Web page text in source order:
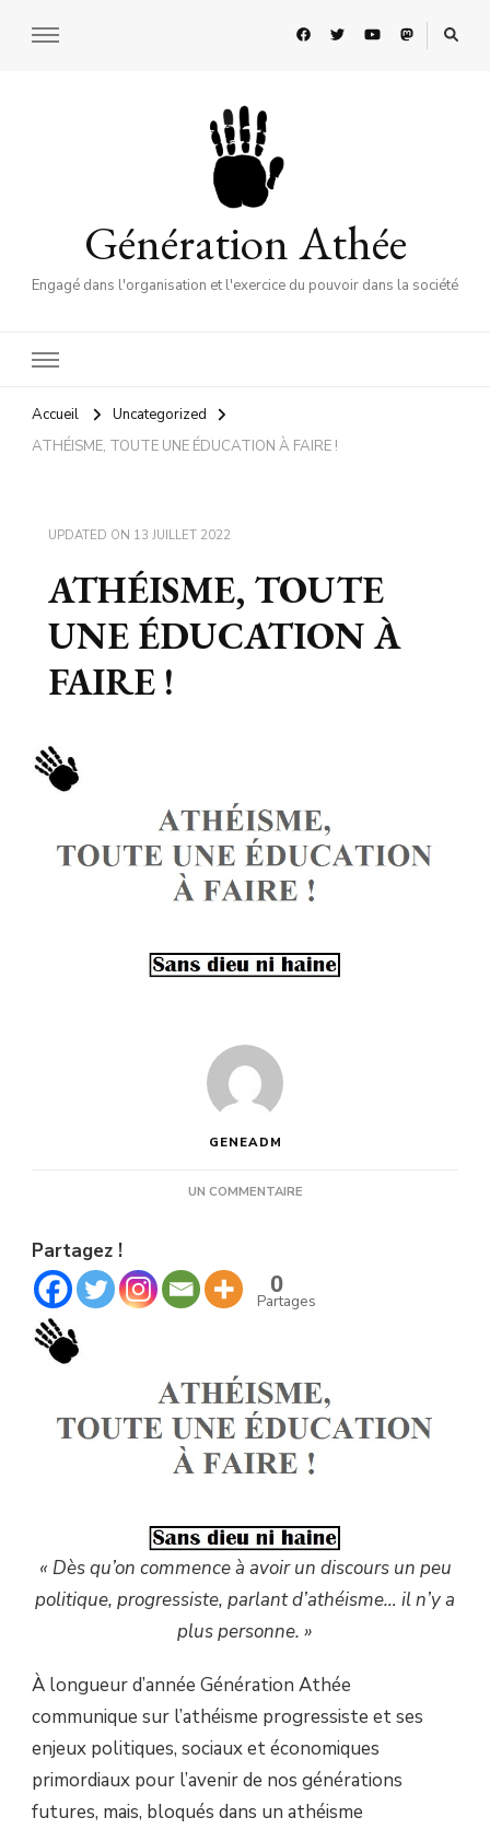
Génération Athée
Engagé dans l'organisation et l'exercice du pouvoir dans la société
Accueil
Uncategorized
ATHÉISME, TOUTE UNE ÉDUCATION À FAIRE !
UPDATED ON 13 JUILLET 2022
ATHÉISME, TOUTE
UNE ÉDUCATION À
FAIRE !
GENEADM
UN COMMENTAIRESUR
À
Partagez !
0
Partages
« Dès qu’on commence à avoir un discours un peu
politique, progressiste, parlant d’athéisme… il n’y a
plus personne. »
À longueur d’année Génération Athée
communique sur l’athéisme progressiste et ses
enjeux politiques, sociaux et économiques
primordiaux pour l’avenir de nos générations
futures, mais, bloqués dans un athéisme